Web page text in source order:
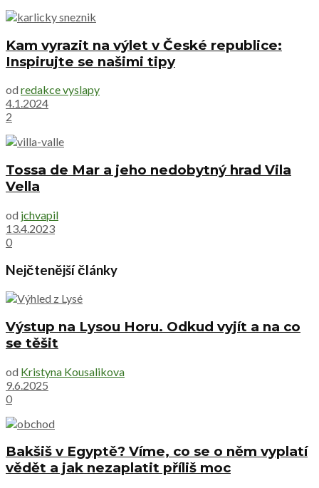
Kam vyrazit na výlet v České republice:
Inspirujte se našimi tipy
od redakce vyslapy
4.1.2024
2
Tossa de Mar a jeho nedobytný hrad Vila
Vella
od jchvapil
13.4.2023
0
Nejčtenější články
Výstup na Lysou Horu. Odkud vyjít a na co
se těšit
od Kristyna Kousalikova
9.6.2025
0
Bakšiš v Egyptě? Víme, co se o něm vyplatí
vědět a jak nezaplatit příliš moc